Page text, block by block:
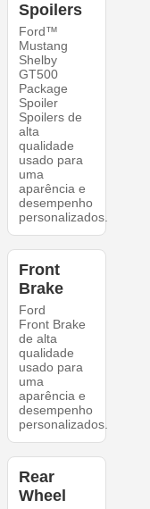
Spoilers
Ford™
Mustang
Shelby
GT500
Package
Spoiler
Spoilers de
alta
qualidade
usado para
uma
aparência e
desempenho
personalizados.
Front
Brake
Ford
Front Brake
de alta
qualidade
usado para
uma
aparência e
desempenho
personalizados.
Rear
Wheel